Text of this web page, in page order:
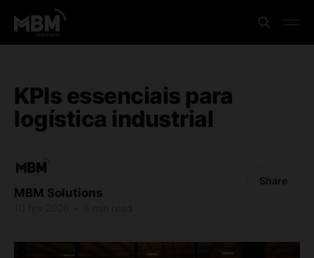
KPIs essenciais para
logística industrial
MBM Solutions
Share